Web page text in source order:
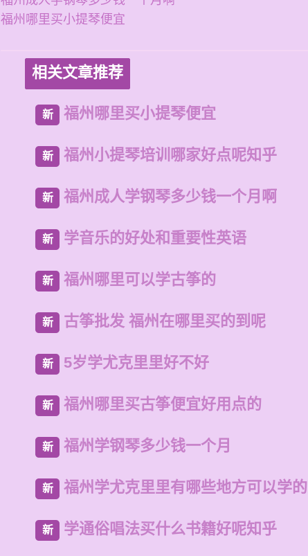
福州哪里买小提琴便宜
相关文章推荐
新 福州哪里买小提琴便宜
新 福州小提琴培训哪家好点呢知乎
新 福州成人学钢琴多少钱一个月啊
新 学音乐的好处和重要性英语
新 福州哪里可以学古筝的
新 古筝批发 福州在哪里买的到呢
新 5岁学尤克里里好不好
新 福州哪里买古筝便宜好用点的
新 福州学钢琴多少钱一个月
新 福州学尤克里里有哪些地方可以学的
新 学通俗唱法买什么书籍好呢知乎